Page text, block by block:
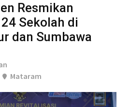
Resmikan
Sekolah di
dan Sumbawa
Mataram